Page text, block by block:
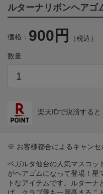
ルターナリボンヘアゴ
価格： 900円 （税込）
数量
楽天IDで決済すると
※ お客様都合によるキャンセ
ベガルタ仙台の人気マスコッ
がヘアゴムになって登場！星
トなアイテムです。ルター